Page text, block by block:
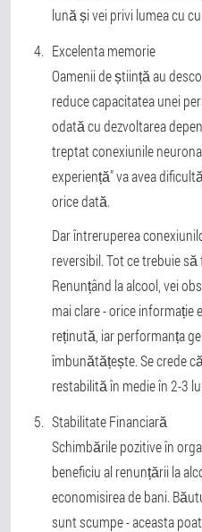
lună și vei privi lumea cu
Excelenta memorie
Oamenii de știință au
reduce capacitatea unei
odată cu dezvoltarea
treptat conexiunile
experiență" va avea
orice dată.
Dar întreruperea
reversibil. Tot ce trebuie
Renunțând la alcool, vei
mai clare - orice informație
reținută, iar performanța
îmbunătățește. Se crede
restabilită în medie în 2-3
Stabilitate Financiară
Schimbările pozitive în
beneficiu al renunțării la
economisirea de bani.
sunt scumpe - aceasta